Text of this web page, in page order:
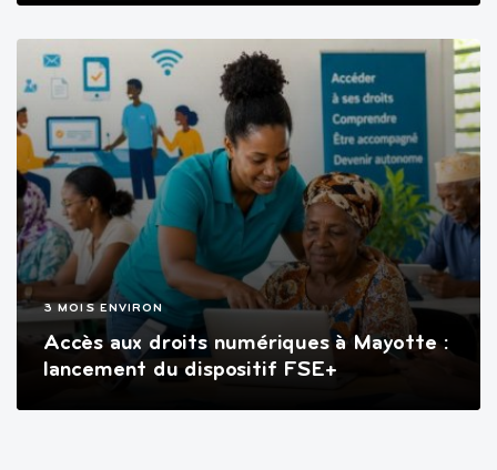
3 MOIS ENVIRON
Accès aux droits numériques à Mayotte :
lancement du dispositif FSE+